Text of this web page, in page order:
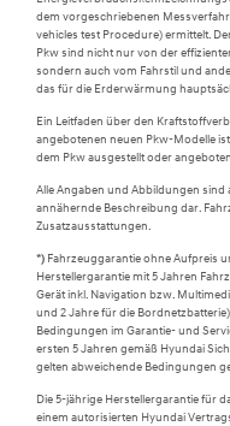
dem vorgeschriebenen
vehicles test Procedure) ermittelt.
Pkw sind nicht nur von der
sondern auch vom Fahrstil und
das für die Erderwärmung
Ein Leitfaden über den
angebotenen neuen Pkw-Modelle
dem Pkw ausgestellt oder
Alle Angaben und Abbildungen
annähernde Beschreibung dar.
Zusatzausstattungen.
*) Fahrzeuggarantie ohne Aufpreis
Herstellergarantie mit 5 Jahren
Gerät inkl. Navigation bzw.
und 2 Jahre für die
Bedingungen im Garantie- und
ersten 5 Jahren gemäß Hyundai
gelten abweichende Bedingungen
Die 5-jährige Herstellergarantie für
einem autorisierten Hyundai